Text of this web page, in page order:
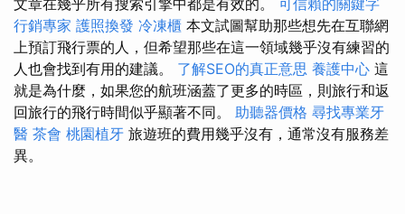
行銷專家 護照換發 冷凍櫃 本文試圖幫助那些想先在互聯網
上預訂飛行票的人，但希望那些在這一領域幾乎沒有練習的
人也會找到有用的建議。 了解SEO的真正意思 養護中心 這
就是為什麼，如果您的航班涵蓋了更多的時區，則旅行和返
回旅行的飛行時間似乎顯著不同。 助聽器價格 尋找專業牙
醫 茶會 桃園植牙 旅遊班的費用幾乎沒有，通常沒有服務差
異。